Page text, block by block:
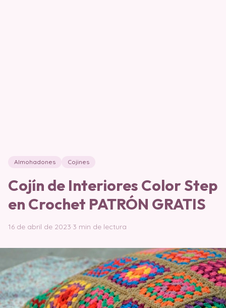
Almohadones Cojines
Cojín de Interiores Color Step
en Crochet PATRÓN GRATIS
16 de abril de 2023·3 min de lectura